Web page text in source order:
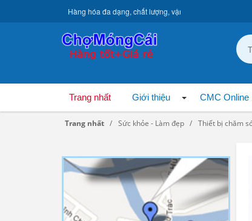
Hàng hóa đa dạng, chất lượng, vận chuyển toàn quốc.
Trang nhất Giới thiệu CMC Online
Trang nhất Sức khỏe - Làm đẹp Thiết bị chăm